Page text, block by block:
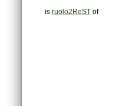
is ruolo2ReST of